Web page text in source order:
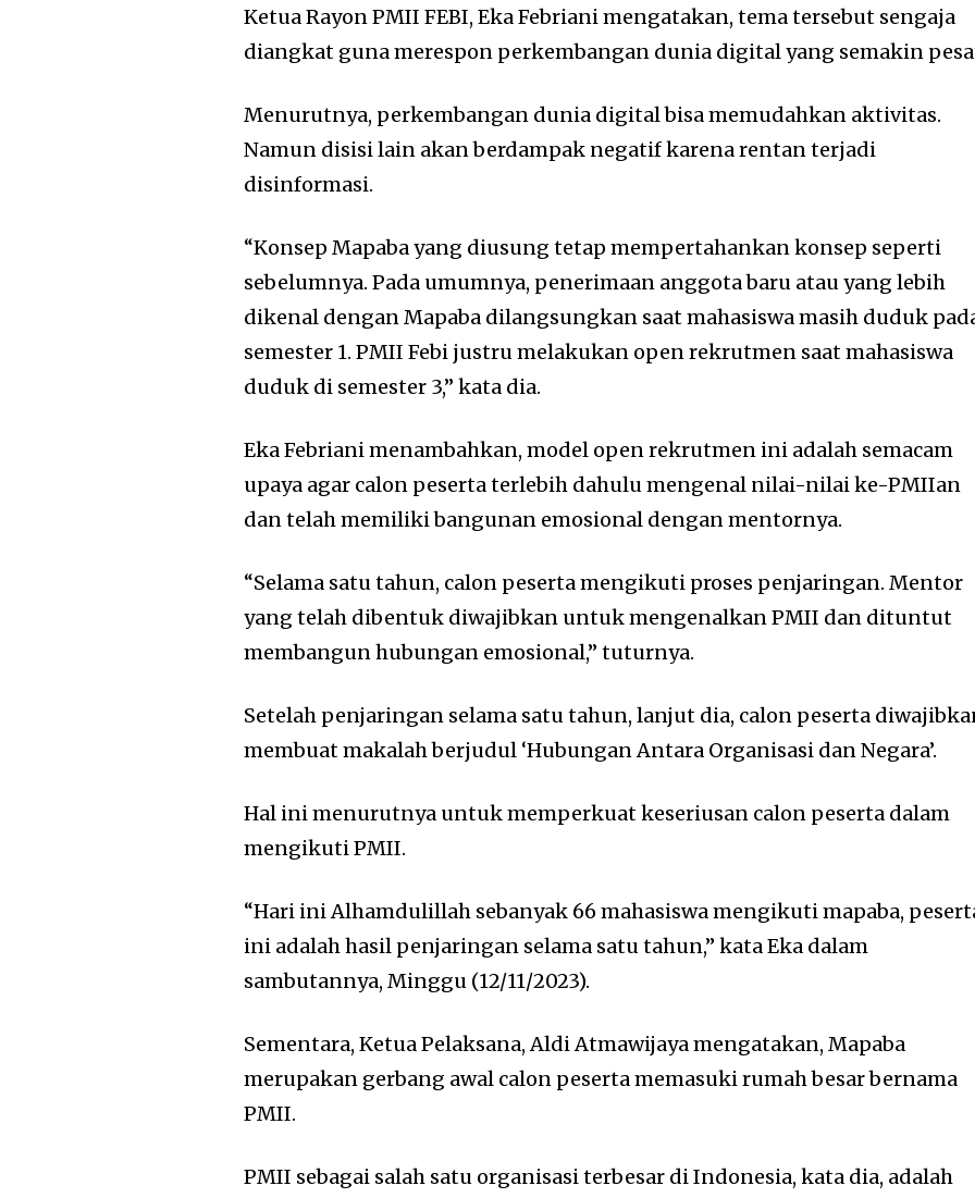
Ketua Rayon PMII FEBI, Eka Febriani mengatakan, tema tersebut sengaja
diangkat guna merespon perkembangan dunia digital yang semakin
Menurutnya, perkembangan dunia digital bisa memudahkan aktivitas.
Namun disisi lain akan berdampak negatif karena rentan terjadi
disinformasi.
“Konsep Mapaba yang diusung tetap mempertahankan konsep seperti
sebelumnya. Pada umumnya, penerimaan anggota baru atau yang lebih
dikenal dengan Mapaba dilangsungkan saat mahasiswa masih duduk
semester 1. PMII Febi justru melakukan open rekrutmen saat mahasiswa
duduk di semester 3,” kata dia.
Eka Febriani menambahkan, model open rekrutmen ini adalah semacam
upaya agar calon peserta terlebih dahulu mengenal nilai-nilai ke-PMIIan
dan telah memiliki bangunan emosional dengan mentornya.
“Selama satu tahun, calon peserta mengikuti proses penjaringan. Mentor
yang telah dibentuk diwajibkan untuk mengenalkan PMII dan dituntut
membangun hubungan emosional,” tuturnya.
Setelah penjaringan selama satu tahun, lanjut dia, calon peserta
membuat makalah berjudul ‘Hubungan Antara Organisasi dan Negara’.
Hal ini menurutnya untuk memperkuat keseriusan calon peserta dalam
mengikuti PMII.
“Hari ini Alhamdulillah sebanyak 66 mahasiswa mengikuti mapaba,
ini adalah hasil penjaringan selama satu tahun,” kata Eka dalam
sambutannya, Minggu (12/11/2023).
Sementara, Ketua Pelaksana, Aldi Atmawijaya mengatakan, Mapaba
merupakan gerbang awal calon peserta memasuki rumah besar bernama
PMII.
PMII sebagai salah satu organisasi terbesar di Indonesia, kata dia, adalah